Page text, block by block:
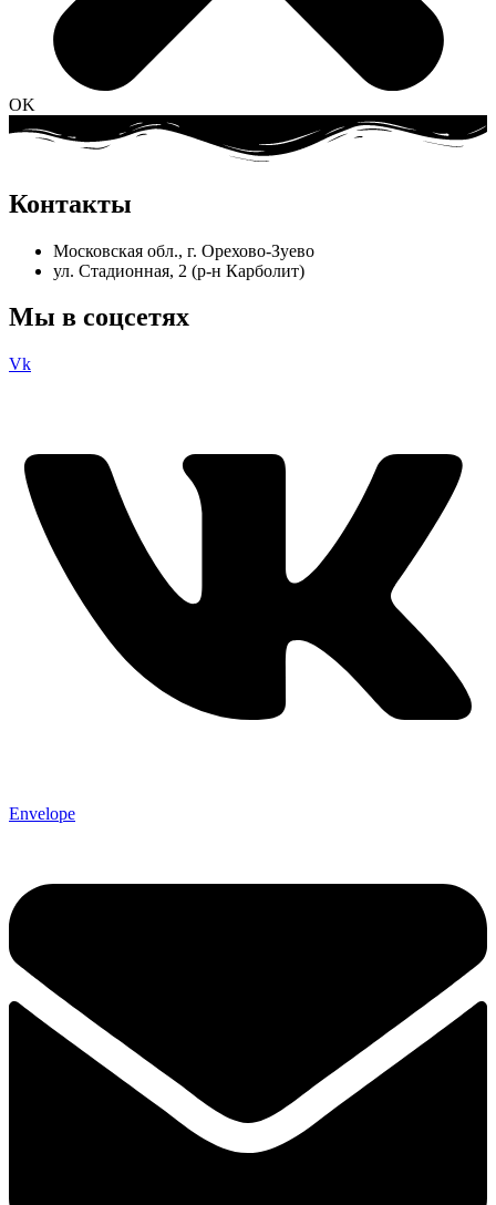
OK
Контакты
Московская обл., г. Орехово-Зуево
ул. Стадионная, 2 (р-н Карболит)
Мы в соцсетях
Vk
Envelope